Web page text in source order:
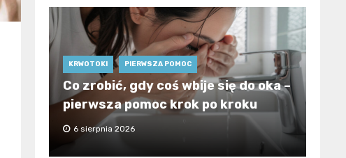
KRWOTOKI PIERWSZA POMOC
Co zrobić, gdy coś wbije się do oka –
pierwsza pomoc krok po kroku
6 sierpnia 2026